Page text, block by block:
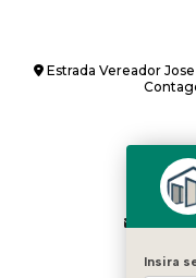
Estrada Vereador Jose
Insira